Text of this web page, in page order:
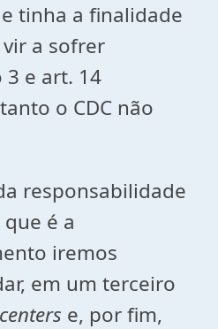
tinha a finalidade
a sofrer
e art. 14
o CDC não
responsabilidade
é a
iremos
em um terceiro
e, por fim,